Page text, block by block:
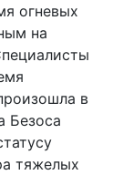
огневых
на
в
Безоса
тяжелых